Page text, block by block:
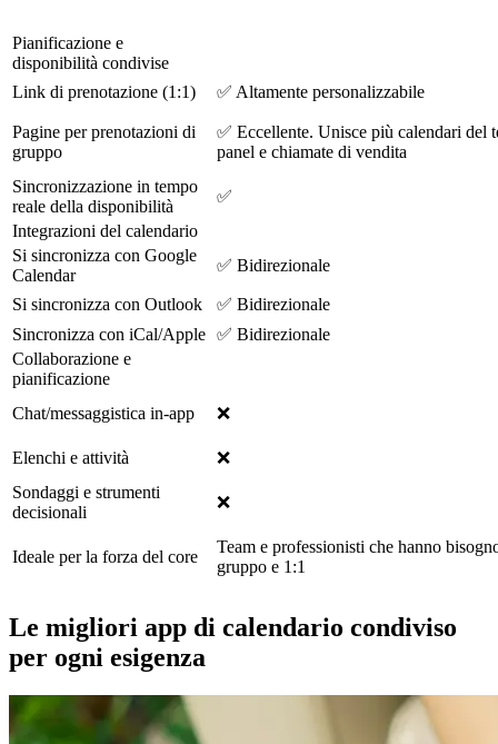
Pianificazione e
disponibilità condivise
Link di prenotazione (1:1)
✅ Altamente personalizzabile
Pagine per prenotazioni di
gruppo
✅ Eccellente. Unisce più calendari del
panel e chiamate di vendita
Sincronizzazione in tempo
reale della disponibilità
✅
Integrazioni del calendario
Si sincronizza con Google
Calendar
✅ Bidirezionale
Si sincronizza con Outlook
✅ Bidirezionale
Sincronizza con iCal/Apple ✅ Bidirezionale
Collaborazione e
pianificazione
Chat/messaggistica in-app
❌
Elenchi e attività
❌
Sondaggi e strumenti
decisionali
❌
Ideale per la forza del core
Team e professionisti che hanno
gruppo e 1:1
Le migliori app di calendario condiviso
per ogni esigenza